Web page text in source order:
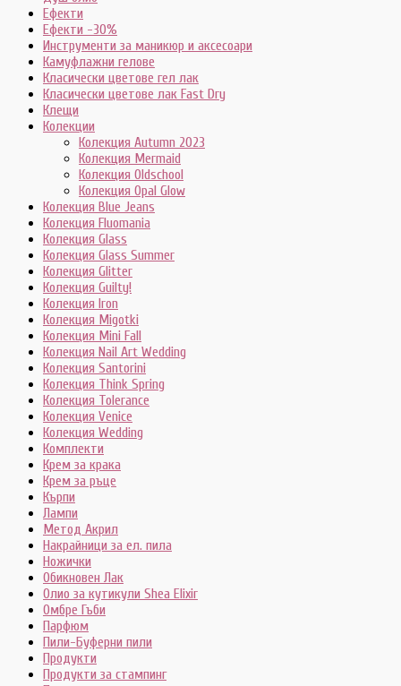
Ефекти
Ефекти -30%
Инструменти за маникюр и аксесоари
Камуфлажни гелове
Класически цветове гел лак
Класически цветове лак Fast Dry
Клещи
Колекции
Колекция Autumn 2023
Колекция Mermaid
Колекция Oldschool
Колекция Opal Glow
Колекция Blue Jeans
Колекция Fluomania
Колекция Glass
Колекция Glass Summer
Колекция Glitter
Колекция Guilty!
Колекция Iron
Колекция Migotki
Колекция Mini Fall
Колекция Nail Art Wedding
Колекция Santorini
Колекция Think Spring
Колекция Tolerance
Колекция Venice
Колекция Wedding
Комплекти
Крем за крака
Крем за ръце
Кърпи
Лампи
Метод Акрил
Накрайници за ел. пила
Ножички
Обикновен Лак
Олио за кутикули Shea Elixir
Омбре Гъби
Парфюм
Пили-Буферни пили
Продукти
Продукти за стампинг